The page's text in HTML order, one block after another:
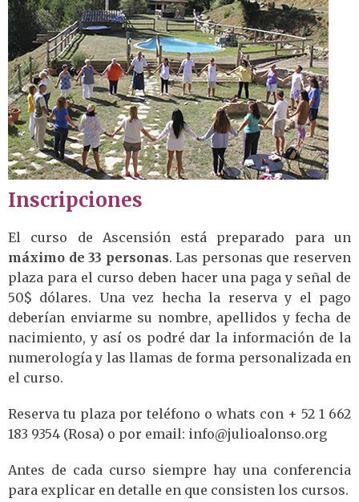
Inscripciones
El curso de Ascensión está preparado para un
máximo de 33 personas. Las personas que reserven
plaza para el curso deben hacer una paga y señal de
50$ dólares. Una vez hecha la reserva y el pago
deberían enviarme su nombre, apellidos y fecha de
nacimiento, y así os podré dar la información de la
numerología y las llamas de forma personalizada en
el curso.
Reserva tu plaza por teléfono o whats con + 52 1 662
183 9354 (Rosa) o por email: info@julioalonso.org
Antes de cada curso siempre hay una conferencia
para explicar en detalle en que consisten los cursos.